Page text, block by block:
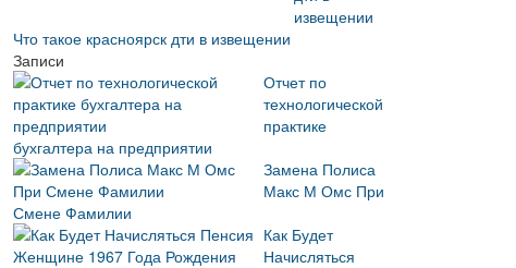
Что такое красноярск дти в извещении
Записи
Отчет по
технологической
практике
бухгалтера на предприятии
Замена Полиса
Макс М Омс При
Смене Фамилии
Как Будет
Начисляться